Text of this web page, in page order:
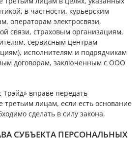
в частности, курьерским
операторам электросвязи,
связи, страховым организациям,
сервисным центрам
исполнителям и подрядчикам
договорам, заключенным с ООО
вправе передать
лицам, если есть основание
сделать в силу закона.
СУБЪЕКТА ПЕРСОНАЛЬНЫХ